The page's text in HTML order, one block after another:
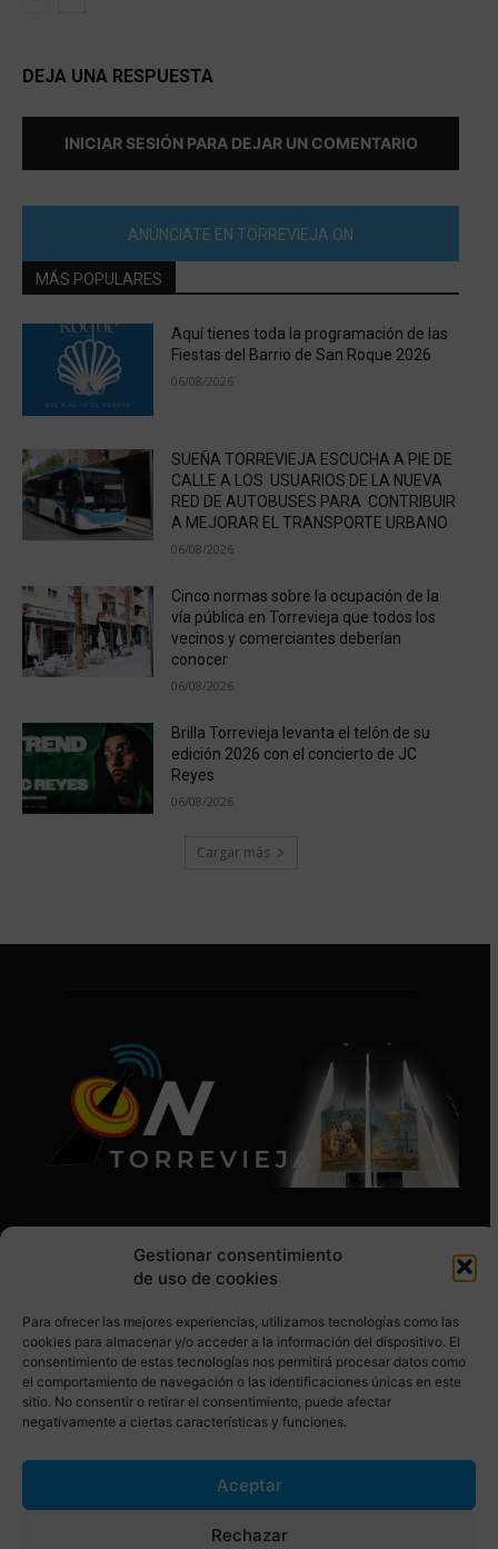
Gestionar consentimiento
de uso de cookies
Para ofrecer las mejores experiencias, utilizamos tecnologías como las
cookies para almacenar y/o acceder a la información del dispositivo. El
consentimiento de estas tecnologías nos permitirá procesar datos como
el comportamiento de navegación o las identificaciones únicas en este
sitio. No consentir o retirar el consentimiento, puede afectar
negativamente a ciertas características y funciones.
Aceptar
Rechazar
DEJA UNA RESPUESTA
INICIAR SESIÓN PARA DEJAR UN COMENTARIO
ANÚNCIATE EN TORREVIEJA ON
MÁS POPULARES
Aquí tienes toda la programación de las
Fiestas del Barrio de San Roque 2026
06/08/2026
SUEÑA TORREVIEJA ESCUCHA A PIE DE
CALLE A LOS USUARIOS DE LA NUEVA
RED DE AUTOBUSES PARA CONTRIBUIR
A MEJORAR EL TRANSPORTE URBANO
06/08/2026
Cinco normas sobre la ocupación de la
vía pública en Torrevieja que todos los
vecinos y comerciantes deberían
conocer
06/08/2026
Brilla Torrevieja levanta el telón de su
edición 2026 con el concierto de JC
Reyes
06/08/2026
Cargar más
SÍGUENOS EN REDES SOCIALES
© Torrevieja ON. Desarrollado por